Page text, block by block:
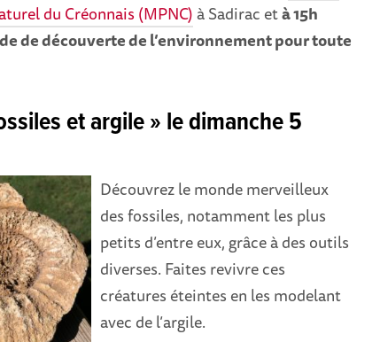
du Créonnais (MPNC)à Sadirac età 15h
de découverte de l’environnement pour toute
et argile » le dimanche 5
Découvrez le monde merveilleux
des fossiles, notamment les plus
petits d’entre eux, grâce à des outils
diverses. Faites revivre ces
créatures éteintes en les modelant
avec de l’argile.